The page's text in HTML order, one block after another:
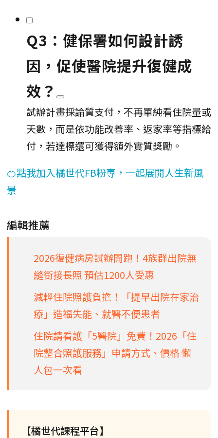
Q3：健保署如何設計誘
因，促使醫院提升復健成
效？
試辦計畫採論質支付，不再單純看住院量或
天數，而是依功能改善率、返家率等指標給
付，若達標還可獲得額外實質獎勵。
🍊點我加入橘世代FB粉專，一起展開人生新風
景
編輯推薦
2026復健病房試辦開跑！4族群出院無
縫銜接長照 預估1200人受惠
減輕住院照護負擔！「提早出院在家治
療」造福失能、就醫不便患者
住院請看護「5醫院」免費！2026「住
院整合照護服務」申請方式、價格 懶
人包一次看
【橘世代課程平台】